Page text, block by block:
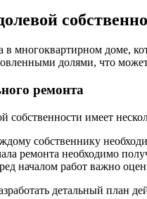
многоквартирном доме,
долями, что
ремонта
собственности имеет
собственнику
ремонта необходимо
началом работ важно
детальный план